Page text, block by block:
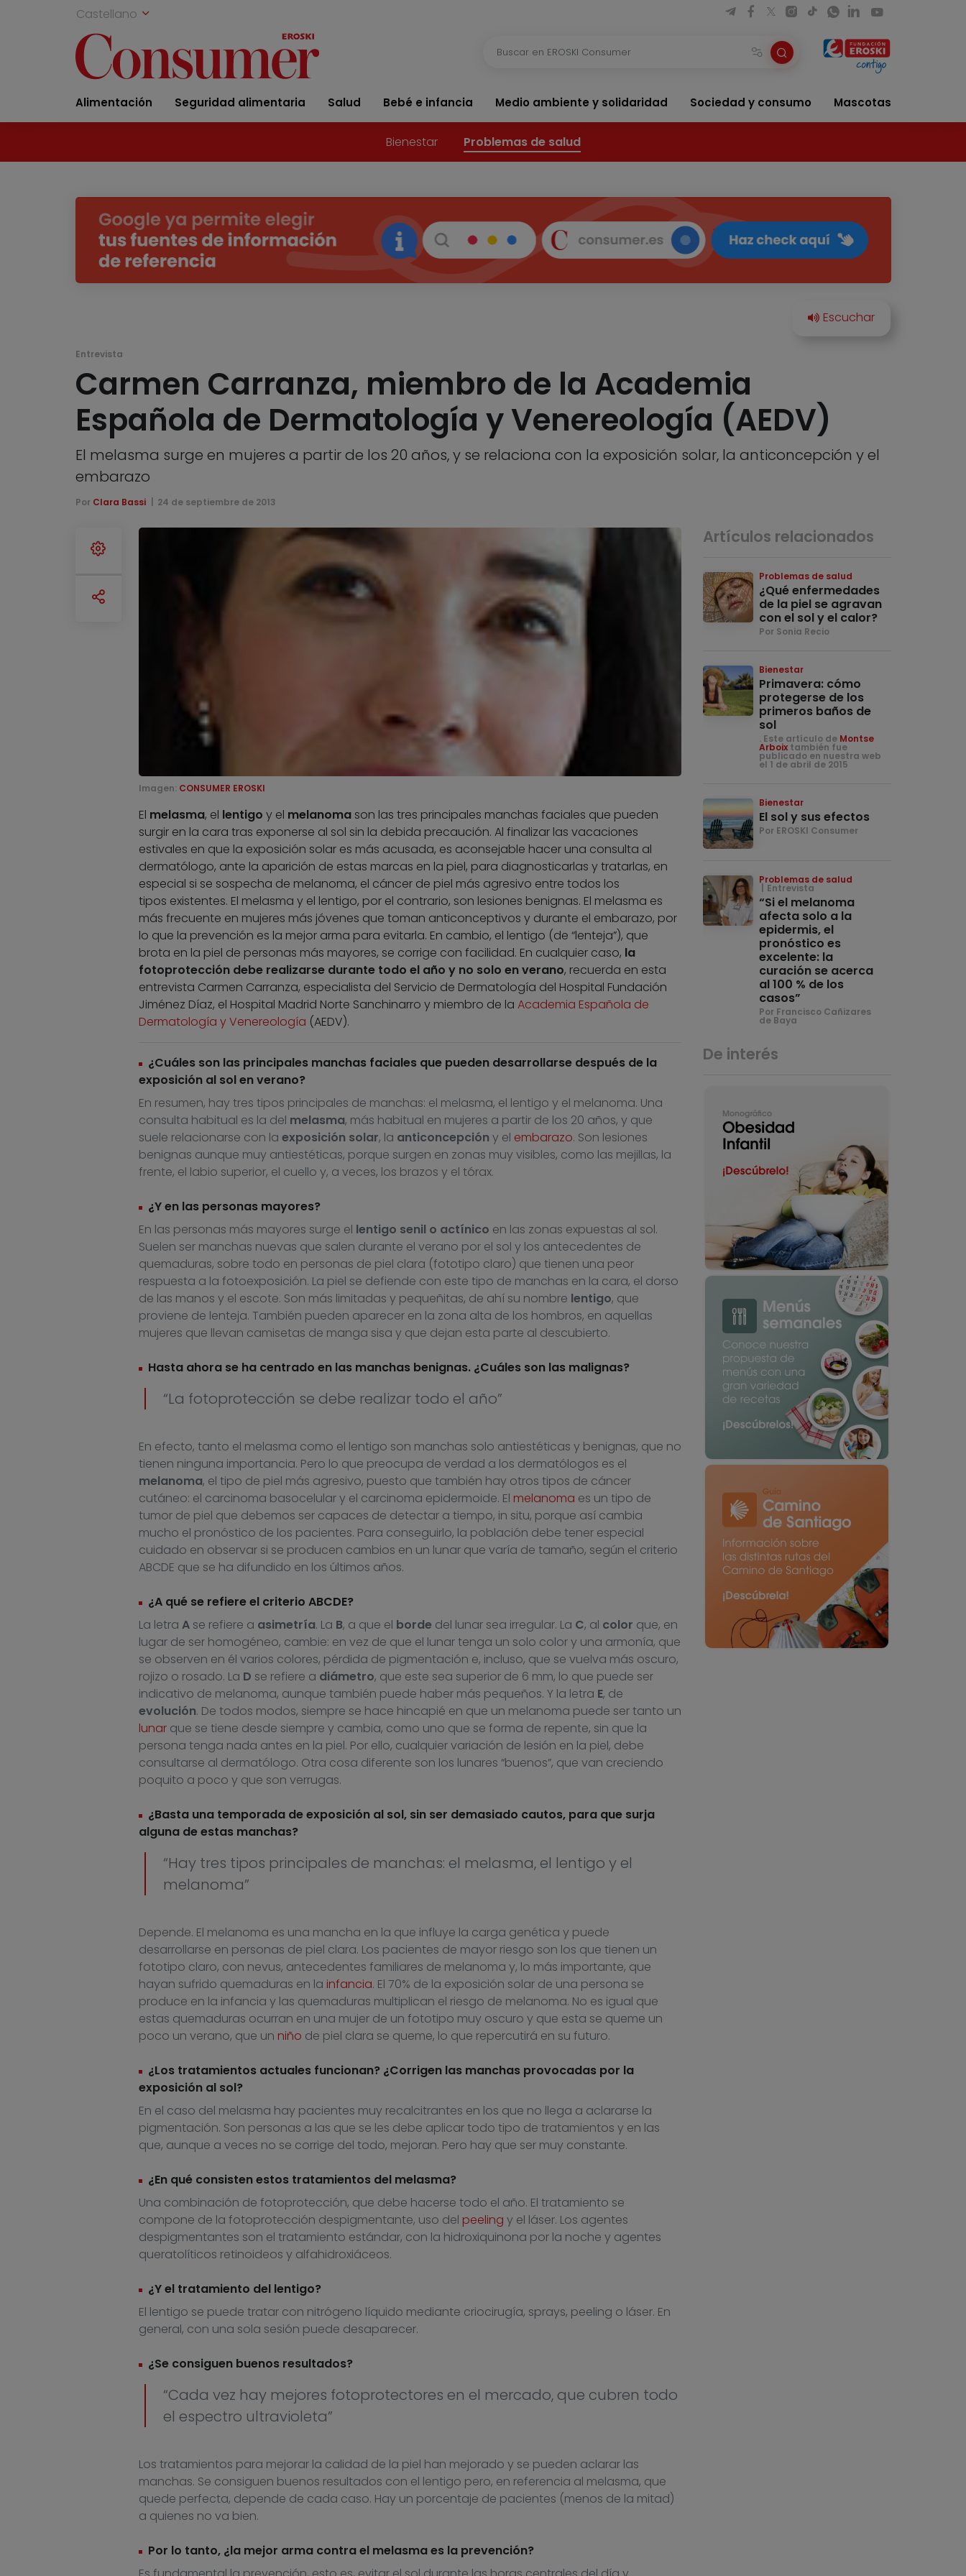
Castellano
Alimentación Seguridad alimentaria Salud Bebé e infancia Medio ambiente y solidaridad Sociedad y consumo Mascotas
Bienestar Problemas de salud
Entrevista
Carmen Carranza, miembro de la Academia
Española de Dermatología y Venereología (AEDV)
El melasma surge en mujeres a partir de los 20 años, y se relaciona con la exposición solar, la anticoncepción y el
embarazo
Por Clara Bassi 24 de septiembre de 2013
Imagen: CONSUMER EROSKI
El melasma, el lentigo y el melanomason las tres principales manchas faciales que pueden
surgir en la cara tras exponerse al sol sin la debida precaución. Al finalizar las vacaciones
estivales en que la exposición solar es más acusada, es aconsejable hacer una consulta al
dermatólogo, ante la aparición de estas marcas en la piel, para diagnosticarlas y tratarlas, en
especial si se sospecha de melanoma, el cáncer de piel más agresivo entre todos los
tipos existentes. El melasma y el lentigo, por el contrario, son lesiones benignas. El melasma es
más frecuente en mujeres más jóvenes que toman anticonceptivos y durante el embarazo, por
lo que la prevención es la mejor arma para evitarla. En cambio, el lentigo (de “lenteja”), que
brota en la piel de personas más mayores, se corrige con facilidad. En cualquier caso, la
fotoprotección debe realizarse durante todo el año y no solo en verano, recuerda en esta
entrevista Carmen Carranza, especialista del Servicio de Dermatología del Hospital Fundación
Jiménez Díaz, el Hospital Madrid Norte Sanchinarro y miembro de la Academia Española de
Dermatología y Venereología (AEDV).
¿Cuáles son las principales manchas faciales que pueden desarrollarse después de la
exposición al sol en verano?
En resumen, hay tres tipos principales de manchas: el melasma, el lentigo y el melanoma. Una
consulta habitual es la del melasma, más habitual en mujeres a partir de los 20 años, y que
suele relacionarse con la exposición solar, la anticoncepción y el embarazo. Son lesiones
benignas aunque muy antiestéticas, porque surgen en zonas muy visibles, como las mejillas, la
frente, el labio superior, el cuello y, a veces, los brazos y el tórax.
¿Y en las personas mayores?
En las personas más mayores surge el lentigo senil o actínico en las zonas expuestas al sol.
Suelen ser manchas nuevas que salen durante el verano por el sol y los antecedentes de
quemaduras, sobre todo en personas de piel clara (fototipo claro) que tienen una peor
respuesta a la fotoexposición. La piel se defiende con este tipo de manchas en la cara, el dorso
de las manos y el escote. Son más limitadas y pequeñitas, de ahí su nombre lentigo, que
proviene de lenteja. También pueden aparecer en la zona alta de los hombros, en aquellas
mujeres que llevan camisetas de manga sisa y que dejan esta parte al descubierto.
Hasta ahora se ha centrado en las manchas benignas. ¿Cuáles son las malignas?
“La fotoprotección se debe realizar todo el año”
En efecto, tanto el melasma como el lentigo son manchas solo antiestéticas y benignas, que no
tienen ninguna importancia. Pero lo que preocupa de verdad a los dermatólogos es el
melanoma, el tipo de piel más agresivo, puesto que también hay otros tipos de cáncer
cutáneo: el carcinoma basocelular y el carcinoma epidermoide. El melanoma es un tipo de
tumor de piel que debemos ser capaces de detectar a tiempo, in situ, porque así cambia
mucho el pronóstico de los pacientes. Para conseguirlo, la población debe tener especial
cuidado en observar si se producen cambios en un lunar que varía de tamaño, según el criterio
ABCDE que se ha difundido en los últimos años.
¿A qué se refiere el criterio ABCDE?
La letra Ase refiere a asimetría. La B, a que el borde del lunar sea irregular. La C, al color que, en
lugar de ser homogéneo, cambie: en vez de que el lunar tenga un solo color y una armonía, que
se observen en él varios colores, pérdida de pigmentación e, incluso, que se vuelva más oscuro,
rojizo o rosado. La D se refiere a diámetro, que este sea superior de 6 mm, lo que puede ser
indicativo de melanoma, aunque también puede haber más pequeños. Y la letra E, de
evolución. De todos modos, siempre se hace hincapié en que un melanoma puede ser tanto un
lunarque se tiene desde siempre y cambia, como uno que se forma de repente, sin que la
persona tenga nada antes en la piel. Por ello, cualquier variación de lesión en la piel, debe
consultarse al dermatólogo. Otra cosa diferente son los lunares “buenos”, que van creciendo
poquito a poco y que son verrugas.
¿Basta una temporada de exposición al sol, sin ser demasiado cautos, para que surja
alguna de estas manchas?
“Hay tres tipos principales de manchas: el melasma, el lentigo y el
melanoma”
Depende. El melanoma es una mancha en la que influye la carga genética y puede
desarrollarse en personas de piel clara. Los pacientes de mayor riesgo son los que tienen un
fototipo claro, con nevus, antecedentes familiares de melanoma y, lo más importante, que
hayan sufrido quemaduras en la infancia. El 70% de la exposición solar de una persona se
produce en la infancia y las quemaduras multiplican el riesgo de melanoma. No es igual que
estas quemaduras ocurran en una mujer de un fototipo muy oscuro y que esta se queme un
poco un verano, que un niño de piel clara se queme, lo que repercutirá en su futuro.
¿Los tratamientos actuales funcionan? ¿Corrigen las manchas provocadas por la
exposición al sol?
En el caso del melasma hay pacientes muy recalcitrantes en los que no llega a aclararse la
pigmentación. Son personas a las que se les debe aplicar todo tipo de tratamientos y en las
que, aunque a veces no se corrige del todo, mejoran. Pero hay que ser muy constante.
¿En qué consisten estos tratamientos del melasma?
Una combinación de fotoprotección, que debe hacerse todo el año. El tratamiento se
compone de la fotoprotección despigmentante, uso del peeling y el láser. Los agentes
despigmentantes son el tratamiento estándar, con la hidroxiquinona por la noche y agentes
queratolíticos retinoideos y alfahidroxiáceos.
¿Y el tratamiento del lentigo?
El lentigo se puede tratar con nitrógeno líquido mediante criocirugía, sprays, peeling o láser. En
general, con una sola sesión puede desaparecer.
¿Se consiguen buenos resultados?
“Cada vez hay mejores fotoprotectores en el mercado, que cubren todo
el espectro ultravioleta”
Los tratamientos para mejorar la calidad de la piel han mejorado y se pueden aclarar las
manchas. Se consiguen buenos resultados con el lentigo pero, en referencia al melasma, que
quede perfecta, depende de cada caso. Hay un porcentaje de pacientes (menos de la mitad)
a quienes no va bien.
Por lo tanto, ¿la mejor arma contra el melasma es la prevención?
Artículos relacionados
Problemas de salud
¿Qué enfermedades
de la piel se agravan
con el sol y el calor?
Por Sonia Recio
Bienestar
Primavera: cómo
protegerse de los
primeros baños de
sol
. Este artículo de Montse
Arboix también fue
publicado en nuestra web
el 1 de abril de 2015
Bienestar
El sol y sus efectos
Por EROSKI Consumer
Problemas de salud
Entrevista
“Si el melanoma
afecta solo a la
epidermis, el
pronóstico es
excelente: la
curación se acerca
al 100 % de los
casos”
Por Francisco Cañizares
de Baya
De interés